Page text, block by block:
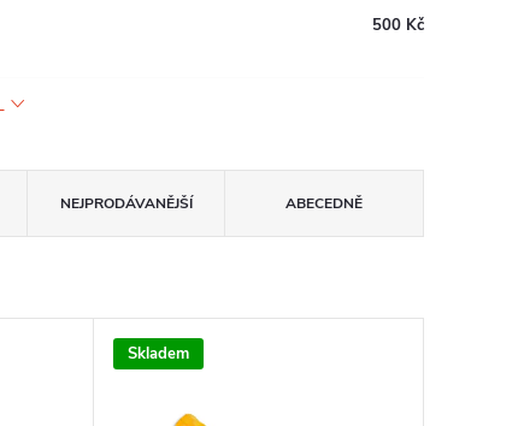
500 Kč
NEJPRODÁVANĚJŠÍ ABECEDNĚ
Skladem